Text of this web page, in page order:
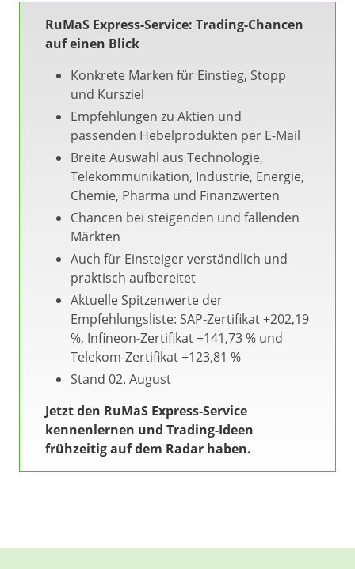
RuMaS Express-Service: Trading-Chancen
auf einen Blick
Konkrete Marken für Einstieg, Stopp
und Kursziel
Empfehlungen zu Aktien und
passenden Hebelprodukten per E-Mail
Breite Auswahl aus Technologie,
Telekommunikation, Industrie, Energie,
Chemie, Pharma und Finanzwerten
Chancen bei steigenden und fallenden
Märkten
Auch für Einsteiger verständlich und
praktisch aufbereitet
Aktuelle Spitzenwerte der
Empfehlungsliste: SAP-Zertifikat +202,19
%, Infineon-Zertifikat +141,73 % und
Telekom-Zertifikat +123,81 %
Stand 02. August
Jetzt den RuMaS Express-Service
kennenlernen und Trading-Ideen
frühzeitig auf dem Radar haben.